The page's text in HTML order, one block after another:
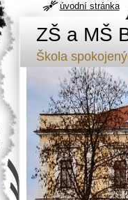
ZŠ a MŠ
Škola
úvodní stránka